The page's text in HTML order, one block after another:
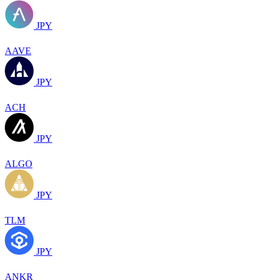
JPY
AAVE
JPY
ACH
JPY
ALGO
JPY
TLM
JPY
ANKR